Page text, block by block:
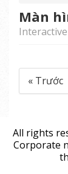
Màn
« Trước
All rights
Corporate